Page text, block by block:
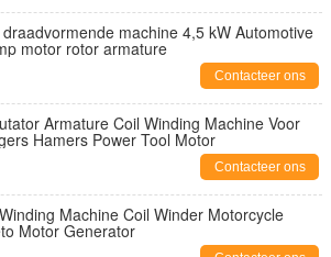
machine 4,5 kW Automotive
motor rotor armature
Contacteer ons
Armature Coil Winding Machine Voor
Hamers Power Tool Motor
Contacteer ons
Machine Coil Winder Motorcycle
Motor Generator